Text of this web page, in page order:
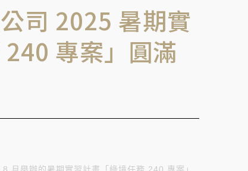
司 2025 暑期實
專案」圓滿